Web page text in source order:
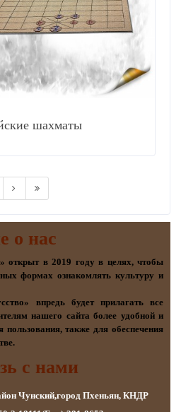
шахматы
о наc
открыт в 2019 году в целях, чтобы
формах ознакомлять культуру и
впредь будет прилагать все
нашего сайта более удобной и
также для обеспечения
с нами
Чунский,город Пхеньян, КНДР